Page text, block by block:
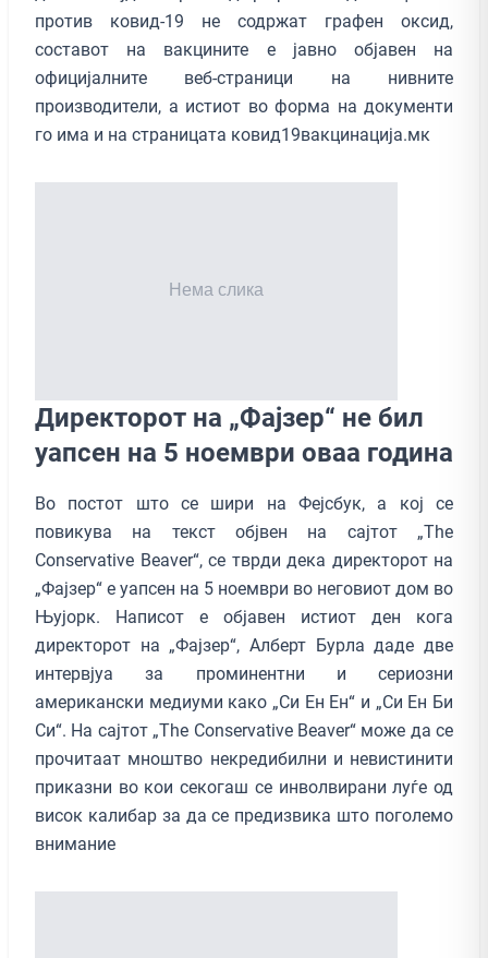
против ковид-19 не содржат графен оксид,
составот на вакцините е јавно објавен на
официјалните веб-страници на нивните
производители, а истиот во форма на документи
го има и на страницата ковид19вакцинација.мк
Директорот на „Фајзер“ не бил
уапсен на 5 ноември оваа година
Во постот што се шири на Фејсбук, а кој се
повикува на текст објвен на сајтот „Тhe
Conservative Beaver“, се тврди дека директорот на
„Фајзер“ е уапсен на 5 ноември во неговиот дом во
Њујорк. Написот е објавен истиот ден кога
директорот на „Фајзер“, Алберт Бурла даде две
интервјуа за проминентни и сериозни
американски медиуми како „Си Ен Ен“ и „Си Ен Би
Си“. На сајтот „Тhe Conservative Beaver“ може да се
прочитаат мноштво некредибилни и невистинити
приказни во кои секогаш се инволвирани луѓе од
висок калибар за да се предизвика што поголемо
внимание